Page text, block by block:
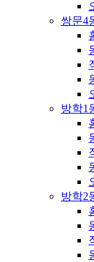
쌍문4
방학1
방학2